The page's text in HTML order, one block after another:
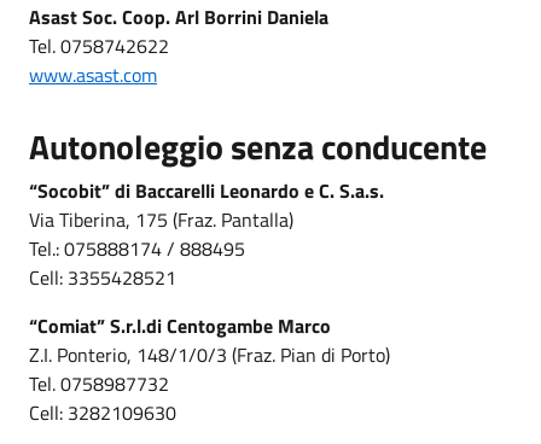
Asast Soc. Coop. Arl Borrini Daniela
Tel. 0758742622
www.asast.com
Autonoleggio senza conducente
“Socobit” di Baccarelli Leonardo e C. S.a.s.
Via Tiberina, 175 (Fraz. Pantalla)
Tel.: 075888174 / 888495
Cell: 3355428521
“Comiat” S.r.l.di Centogambe Marco
Z.I. Ponterio, 148/1/0/3 (Fraz. Pian di Porto)
Tel. 0758987732
Cell: 3282109630